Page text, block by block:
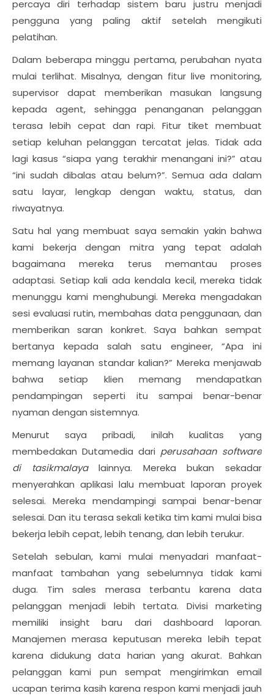
percaya diri terhadap sistem baru justru menjadi
pengguna yang paling aktif setelah mengikuti
pelatihan.
Dalam beberapa minggu pertama, perubahan nyata
mulai terlihat. Misalnya, dengan fitur live monitoring,
supervisor dapat memberikan masukan langsung
kepada agent, sehingga penanganan pelanggan
terasa lebih cepat dan rapi. Fitur tiket membuat
setiap keluhan pelanggan tercatat jelas. Tidak ada
lagi kasus “siapa yang terakhir menangani ini?” atau
“ini sudah dibalas atau belum?”. Semua ada dalam
satu layar, lengkap dengan waktu, status, dan
riwayatnya.
Satu hal yang membuat saya semakin yakin bahwa
kami bekerja dengan mitra yang tepat adalah
bagaimana mereka terus memantau proses
adaptasi. Setiap kali ada kendala kecil, mereka tidak
menunggu kami menghubungi. Mereka mengadakan
sesi evaluasi rutin, membahas data penggunaan, dan
memberikan saran konkret. Saya bahkan sempat
bertanya kepada salah satu engineer, “Apa ini
memang layanan standar kalian?” Mereka menjawab
bahwa setiap klien memang mendapatkan
pendampingan seperti itu sampai benar-benar
nyaman dengan sistemnya.
Menurut saya pribadi, inilah kualitas yang
membedakan Dutamedia dari perusahaan software
di tasikmalayalainnya. Mereka bukan sekadar
menyerahkan aplikasi lalu membuat laporan proyek
selesai. Mereka mendampingi sampai benar-benar
selesai. Dan itu terasa sekali ketika tim kami mulai bisa
bekerja lebih cepat, lebih tenang, dan lebih terukur.
Setelah sebulan, kami mulai menyadari manfaat-
manfaat tambahan yang sebelumnya tidak kami
duga. Tim sales merasa terbantu karena data
pelanggan menjadi lebih tertata. Divisi marketing
memiliki insight baru dari dashboard laporan.
Manajemen merasa keputusan mereka lebih tepat
karena didukung data harian yang akurat. Bahkan
pelanggan kami pun sempat mengirimkan email
ucapan terima kasih karena respon kami menjadi jauh